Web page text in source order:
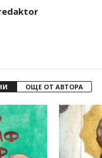
ОЩЕ ОТ АВТОРА